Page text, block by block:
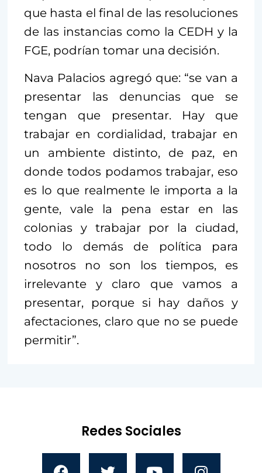
que hasta el final de las resoluciones
de las instancias como la CEDH y la
FGE, podrían tomar una decisión.
Nava Palacios agregó que: “se van a
presentar las denuncias que se
tengan que presentar. Hay que
trabajar en cordialidad, trabajar en
un ambiente distinto, de paz, en
donde todos podamos trabajar, eso
es lo que realmente le importa a la
gente, vale la pena estar en las
colonias y trabajar por la ciudad,
todo lo demás de política para
nosotros no son los tiempos, es
irrelevante y claro que vamos a
presentar, porque si hay daños y
afectaciones, claro que no se puede
permitir”.
Redes Sociales